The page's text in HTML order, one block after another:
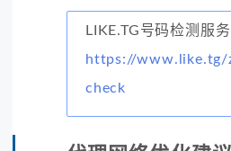
LIKE.TG号码检测服务
https://
check